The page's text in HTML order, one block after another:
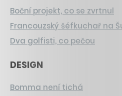
Boční projekt, co se zvrtnul
Francouzský šéfkuchař na
Dva golfisti, co pečou
DESIGN
Bomma není tichá